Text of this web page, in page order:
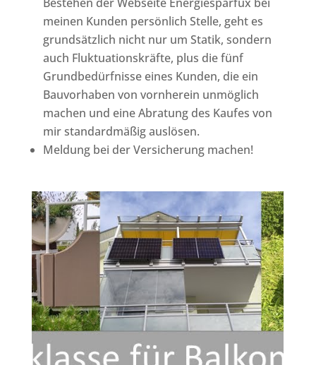
meinen Kunden persönlich Stelle, geht es
grundsätzlich nicht nur um Statik, sondern
auch Fluktuationskräfte, plus die fünf
Grundbedürfnisse eines Kunden, die ein
Bauvorhaben von vornherein unmöglich
machen und eine Abratung des Kaufes von
mir standardmäßig auslösen.
Meldung bei der Versicherung machen!